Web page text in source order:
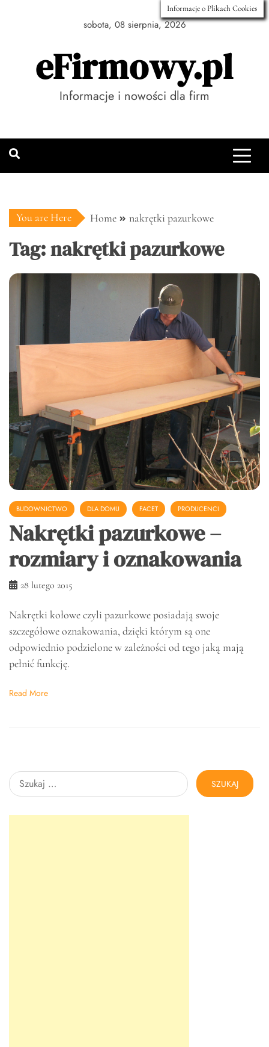
sobota, 08 sierpnia, 2026
eFirmowy.pl
Informacje i nowości dla firm
You are Here Home nakrętki pazurkowe
Tag:nakrętki pazurkowe
BUDOWNICTWO DLA DOMU FACET PRODUCENCI
Nakrętki pazurkowe –
rozmiary i oznakowania
28 lutego 2015
Nakrętki kołowe czyli pazurkowe posiadają swoje
szczegółowe oznakowania, dzięki którym są one
odpowiednio podzielone w zależności od tego jaką mają
pełnić funkcję.
Read More
Szukaj:
Informacje o Plikach Cookies